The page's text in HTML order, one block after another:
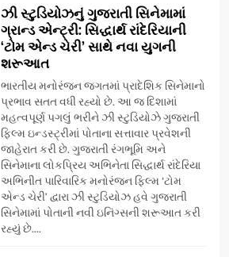
ઝી સ્ટુડિયોઝનું ગુજરાતી સિનેમામાં
ગ્રાન્ડ એન્ટ્રી: સિદ્ધાર્થ રાંદેરિયાની
‘ટોમ એન્ડ ચેરી’ સાથે નવા યુગની
શરૂઆત
ભારતીય મનોરંજન જગતમાં પ્રાદેશિક સિનેમાનો
પ્રભાવ સતત વધી રહ્યો છે. આ જ દિશામાં
મહત્વપૂર્ણ પગલું ભરીને ઝી સ્ટુડિયોઝે ગુજરાતી
ફિલ્મ ઇન્ડસ્ટ્રીમાં પોતાના સત્તાવાર પ્રવેશની
જાહેરાત કરી છે. ગુજરાતી રંગભૂમિ અને
સિનેમાના લોકપ્રિય અભિનેતા સિદ્ધાર્થ રાંદેરિયા
અભિનીત પારિવારિક મનોરંજન ફિલ્મ ‘ટોમ
એન્ડ ચેરી’ દ્વારા ઝી સ્ટુડિયોઝ હવે ગુજરાતી
સિનેમામાં પોતાની નવી ઇનિંગ્સની શરૂઆત કરી
રહ્યું છે....
ડો. મિતાલી નાગ (આર્ક ઇવેન્ટ્સ)
દ્વારા કિશોર કુમારની જન્મજયંતિ
નિમિત્તે સંગીતમય શ્રદ્ધાંજલિ
AHMEDABAD
177 દેશો અને 52 લાખ દર્શકો:
ગુજરાતી OTT પ્લેટફોર્મ ‘જોજો’
(JOJO) નો વિશ્વભરમાં દબદબો
BUSINESS
અમદાવાદમાં યોજાયેલા ‘ઓકલ્ટ